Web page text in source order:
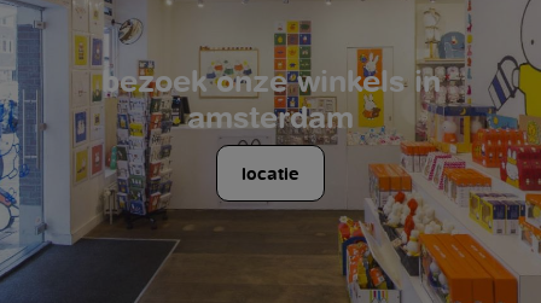
bezoek onze winkels in
amsterdam
locatie